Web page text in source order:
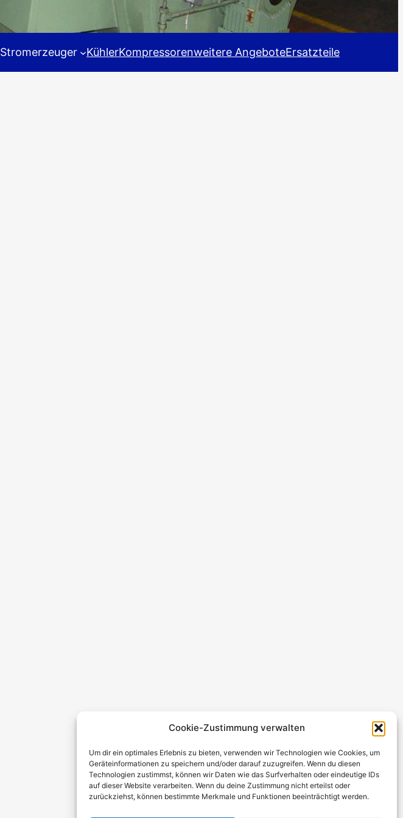
Cookie-Zustimmung verwalten
Um dir ein optimales Erlebnis zu bieten, verwenden wir Technologien wie Cookies, um
Geräteinformationen zu speichern und/oder darauf zuzugreifen. Wenn du diesen
Technologien zustimmst, können wir Daten wie das Surfverhalten oder eindeutige IDs
auf dieser Website verarbeiten. Wenn du deine Zustimmung nicht erteilst oder
zurückziehst, können bestimmte Merkmale und Funktionen beeinträchtigt werden.
Stromerzeuger KühlerKompressorenweitere AngeboteErsatzteile